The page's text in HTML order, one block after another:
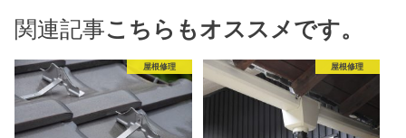
関連記事こちらもオススメです。
屋根修理 屋根修理